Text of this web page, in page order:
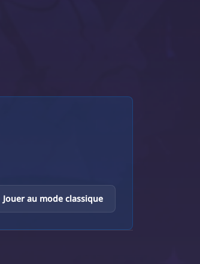
Jouer au mode classique